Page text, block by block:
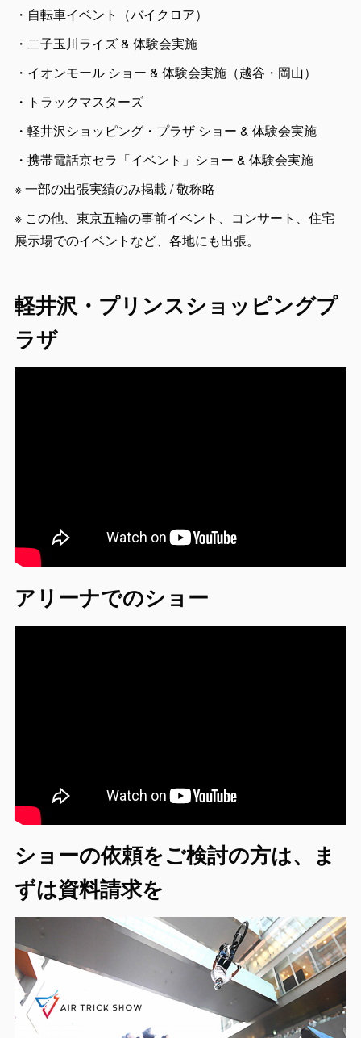
・自転車イベント（バイクロア）
・二子玉川ライズ & 体験会実施
・イオンモール ショー & 体験会実施（越谷・岡山）
・トラックマスターズ
・軽井沢ショッピング・プラザ ショー & 体験会実施
・携帯電話京セラ「イベント」ショー & 体験会実施
※ 一部の出張実績のみ掲載 / 敬称略
※ この他、東京五輪の事前イベント、コンサート、住宅
展示場でのイベントなど、各地にも出張。
軽井沢・プリンスショッピングプ
ラザ
アリーナでのショー
ショーの依頼をご検討の方は、ま
ずは資料請求を